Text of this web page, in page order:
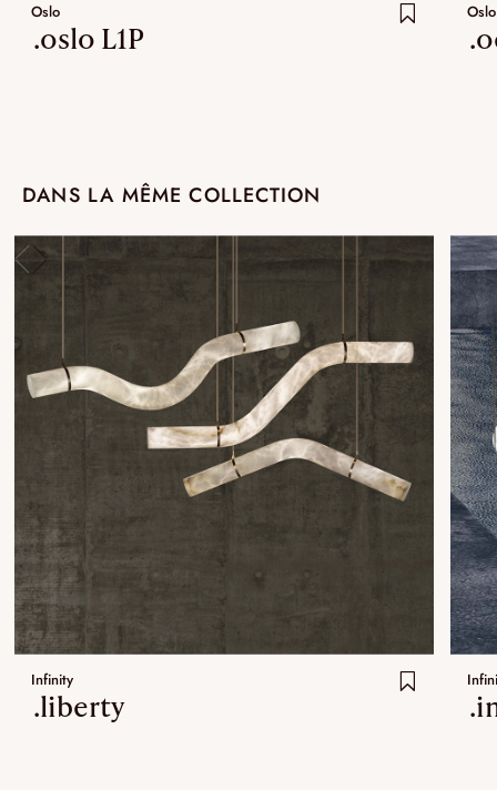
Oslo
.oslo L1P
Oslo
DANS LA MÊME COLLECTION
Infinity
.liberty